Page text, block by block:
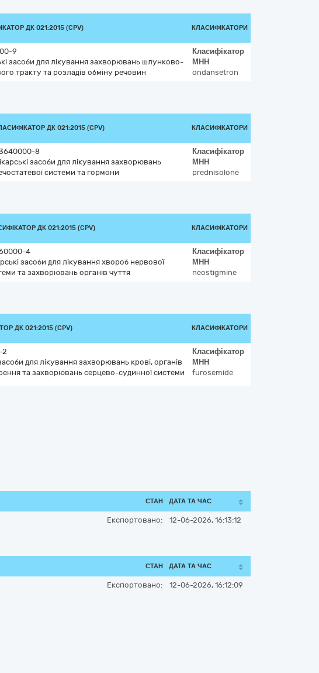
ДК 021:2015 (CPV) КЛАСИФІКАТОРИ
9
засоби для лікування захворювань шлунково-
тракту та розладів обміну речовин
Класифікатор
МНН
ondansetron
ДК 021:2015 (CPV) КЛАСИФІКАТОРИ
8
засоби для лікування захворювань
системи та гормони
Класифікатор
МНН
prednisolone
ДК 021:2015 (CPV) КЛАСИФІКАТОРИ
4
засоби для лікування хвороб нервової
та захворювань органів чуття
Класифікатор
МНН
neostigmine
ДК 021:2015 (CPV) КЛАСИФІКАТОРИ
2
для лікування захворювань крові, органів
та захворювань серцево-судинної системи
Класифікатор
МНН
furosemide
СТАН ДАТА ТА ЧАС
Експортовано: 12-06-2026, 16:13:12
СТАН ДАТА ТА ЧАС
Експортовано: 12-06-2026, 16:12:09